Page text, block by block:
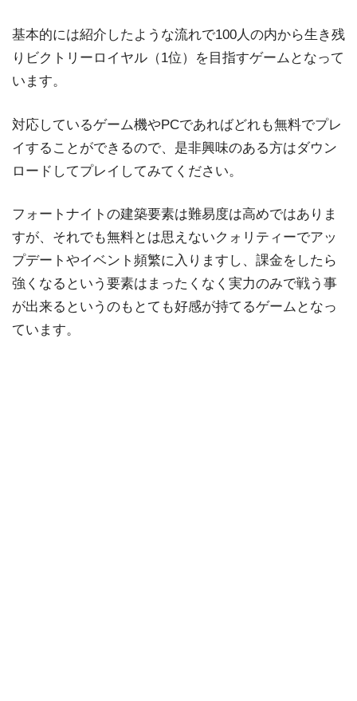
基本的には紹介したような流れで100人の内から生き残
りビクトリーロイヤル（1位）を目指すゲームとなって
います。
対応しているゲーム機やPCであればどれも無料でプレ
イすることができるので、是非興味のある方はダウン
ロードしてプレイしてみてください。
フォートナイトの建築要素は難易度は高めではありま
すが、それでも無料とは思えないクォリティーでアッ
プデートやイベント頻繁に入りますし、課金をしたら
強くなるという要素はまったくなく実力のみで戦う事
が出来るというのもとても好感が持てるゲームとなっ
ています。